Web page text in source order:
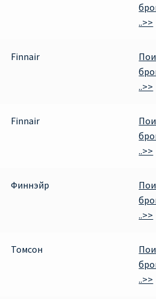
..>>
Finnair
..>>
Finnair
..>>
Финнэйр
..>>
Томсон
..>>